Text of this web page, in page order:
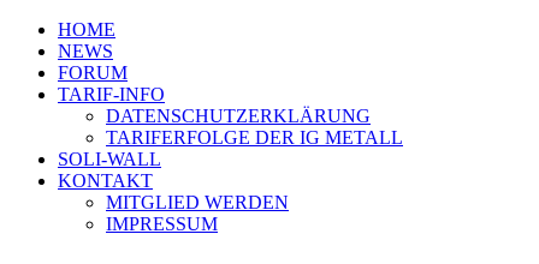
HOME
NEWS
FORUM
TARIF-INFO
DATENSCHUTZERKLÄRUNG
TARIFERFOLGE DER IG METALL
SOLI-WALL
KONTAKT
MITGLIED WERDEN
IMPRESSUM